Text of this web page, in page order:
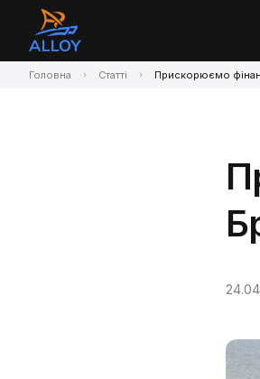
Головна Статті Прискорюємо